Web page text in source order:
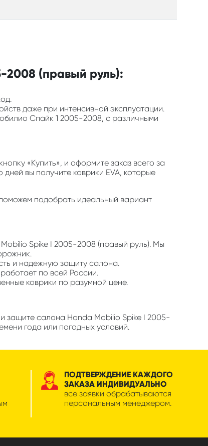
2008 (правый руль):
даже при интенсивной эксплуатации.
Спайк 1 2005-2008, с различными
«Купить», и оформите заказ всего за
вы получите коврики EVA, которые
подобрать идеальный вариант
Spike I 2005-2008 (правый руль). Мы
и надежную защиту салона.
по всей России.
коврики по разумной цене.
защите салона Honda Mobilio Spike I 2005-
года или погодных условий.
ПОДТВЕРЖДЕНИЕ КАЖДОГО
ЗАКАЗА ИНДИВИДУАЛЬНО
все заявки обрабатываются
персональным менеджером.